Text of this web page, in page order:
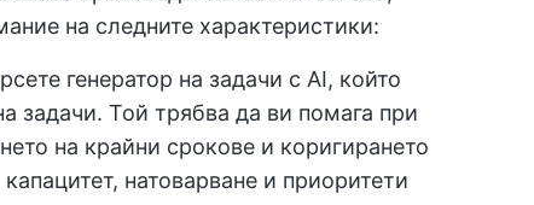
на следните характеристики:
генератор на задачи с AI, който
задачи. Той трябва да ви помага при
на крайни срокове и коригирането
натоварване и приоритети